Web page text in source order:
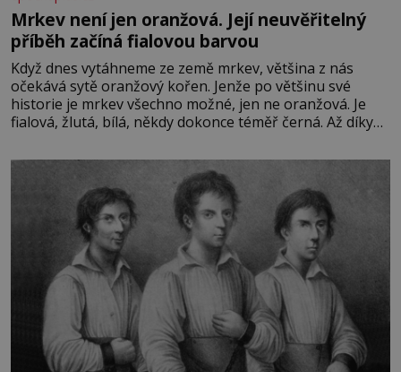
Mrkev není jen oranžová. Její neuvěřitelný
příběh začíná fialovou barvou
Když dnes vytáhneme ze země mrkev, většina z nás
očekává sytě oranžový kořen. Jenže po většinu své
historie je mrkev všechno možné, jen ne oranžová. Je
fialová, žlutá, bílá, někdy dokonce téměř černá. Až díky
bez které si českou zahradu ani nedokážeme představit.